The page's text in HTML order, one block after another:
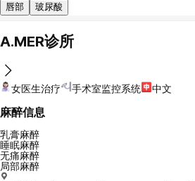
唇部 玻尿酸
A.MER诊所
女医生治疗 手术室监控系统 中文
麻醉信息
乳膏麻醉
睡眠麻醉
无痛麻醉
局部麻醉